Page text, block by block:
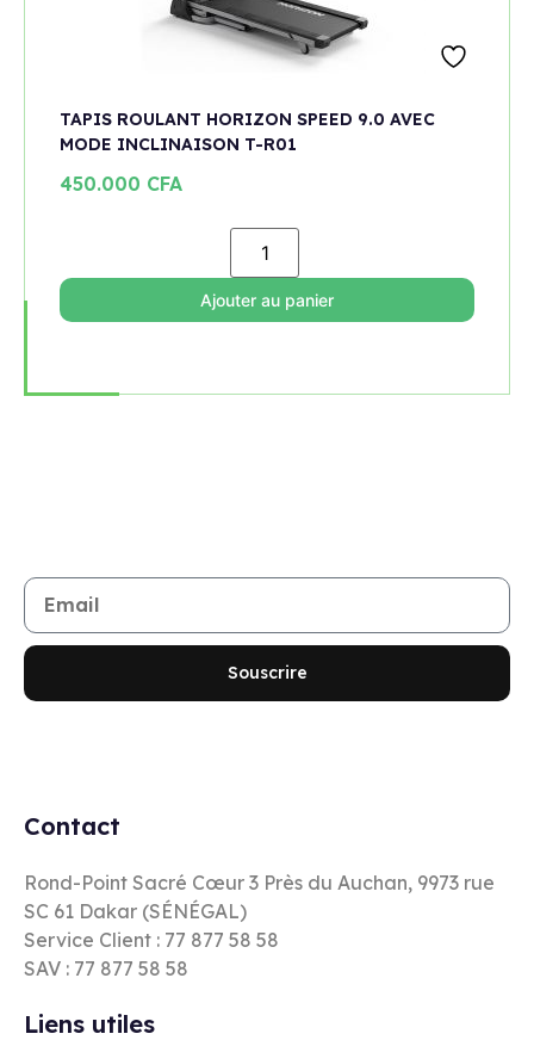
TAPIS ROULANT HORIZON SPEED 9.0 AVEC
MODE INCLINAISON T-R01
450.000 CFA
Ajouter au panier
Souscrire
Contact
Rond-Point Sacré Cœur 3 Près du Auchan, 9973 rue
SC 61 Dakar (SÉNÉGAL)
Service Client : 77 877 58 58
SAV : 77 877 58 58
Liens utiles